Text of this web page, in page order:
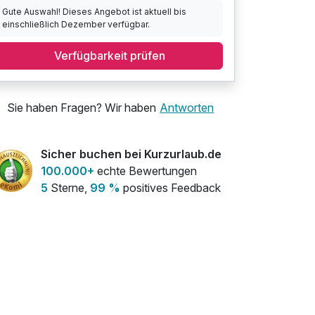
Gute Auswahl! Dieses Angebot ist aktuell bis
einschließlich Dezember verfügbar.
Verfügbarkeit prüfen
Sie haben Fragen? Wir haben Antworten
Sicher buchen bei Kurzurlaub.de
100.000+ echte Bewertungen
5 Sterne, 99 % positives Feedback